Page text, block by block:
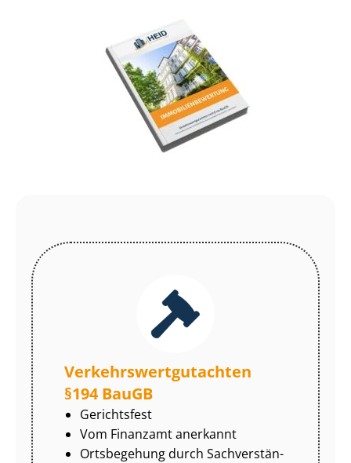
Ver­kehrs­wert­gut­ach­ten
§194 BauGB
Gerichtsfest
Vom Finanzamt anerkannt
Ortsbegehung durch Sach­ver­stän­